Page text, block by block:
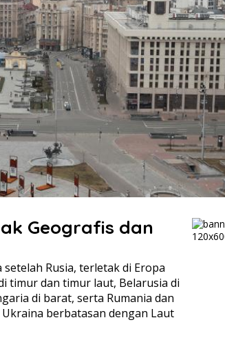
Geografis dan
Rusia, terletak di Eropa
timur dan timur laut, Belarusia di
di barat, serta Rumania dan
berbatasan dengan Laut